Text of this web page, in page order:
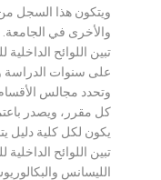
ويتكون هذا السجل
والأخرى في الجامعة.
تبين اللوائح
على سنوات الدراسة
وتحدد مجالس
كل مقرر، ويصدر
يكون لكل كلية دليل
تبين اللوائح
الليسانس